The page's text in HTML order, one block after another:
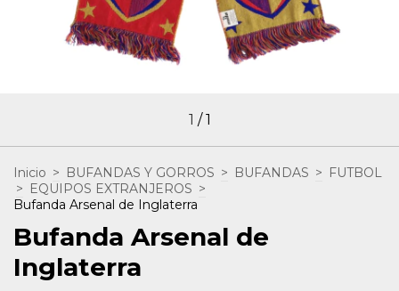
1 /1
Inicio > BUFANDAS Y GORROS > BUFANDAS > FUTBOL
> EQUIPOS EXTRANJEROS >
Bufanda Arsenal de Inglaterra
Bufanda Arsenal de
Inglaterra